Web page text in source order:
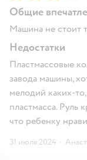
Общие
Машина не стоит
Недостатки
Пластмассовые
завода машины,
мелодий каких-
пластмасса. Руль
что ребенку
31 июля 2024 ·